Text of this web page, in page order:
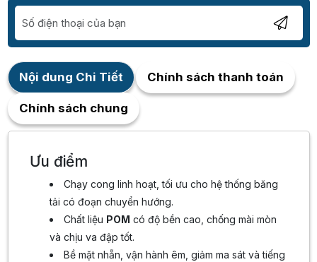
Nội dung Chi Tiết Chính sách thanh toán
Chính sách chung
Ưu điểm
Chạy cong linh hoạt, tối ưu cho hệ thống băng
tải có đoạn chuyển hướng.
Chất liệu POM có độ bền cao, chống mài mòn
và chịu va đập tốt.
Bề mặt nhẵn, vận hành êm, giảm ma sát và tiếng